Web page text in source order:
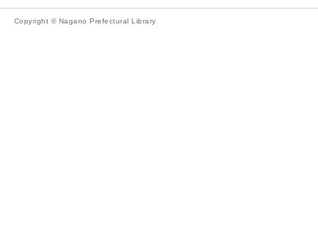
Copyright © Nagano Prefectural Library